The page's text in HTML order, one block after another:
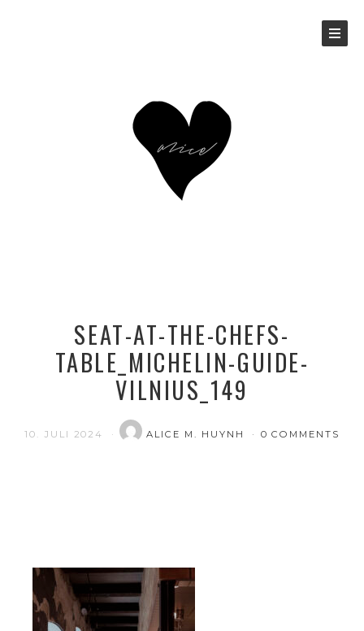
SEAT-AT-THE-CHEFS-
TABLE_MICHELIN-GUIDE-
VILNIUS_149
10. JULI 2024 ALICE M. HUYNH 0 COMMENTS